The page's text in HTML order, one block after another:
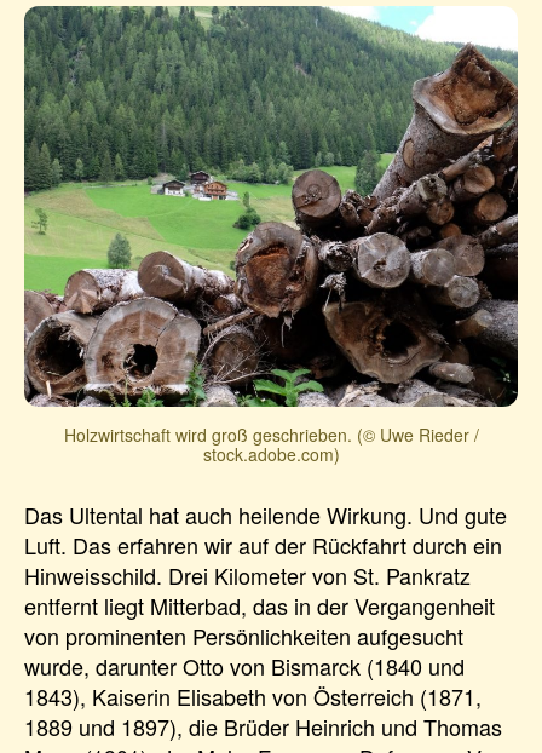
Holzwirtschaft wird groß geschrieben. (© Uwe Rieder /
stock.adobe.com)
Das Ultental hat auch heilende Wirkung. Und gute
Luft. Das erfahren wir auf der Rückfahrt durch ein
Hinweisschild. Drei Kilometer von St. Pankratz
entfernt liegt Mitterbad, das in der Vergangenheit
von prominenten Persönlichkeiten aufgesucht
wurde, darunter Otto von Bismarck (1840 und
1843), Kaiserin Elisabeth von Österreich (1871,
1889 und 1897), die Brüder Heinrich und Thomas